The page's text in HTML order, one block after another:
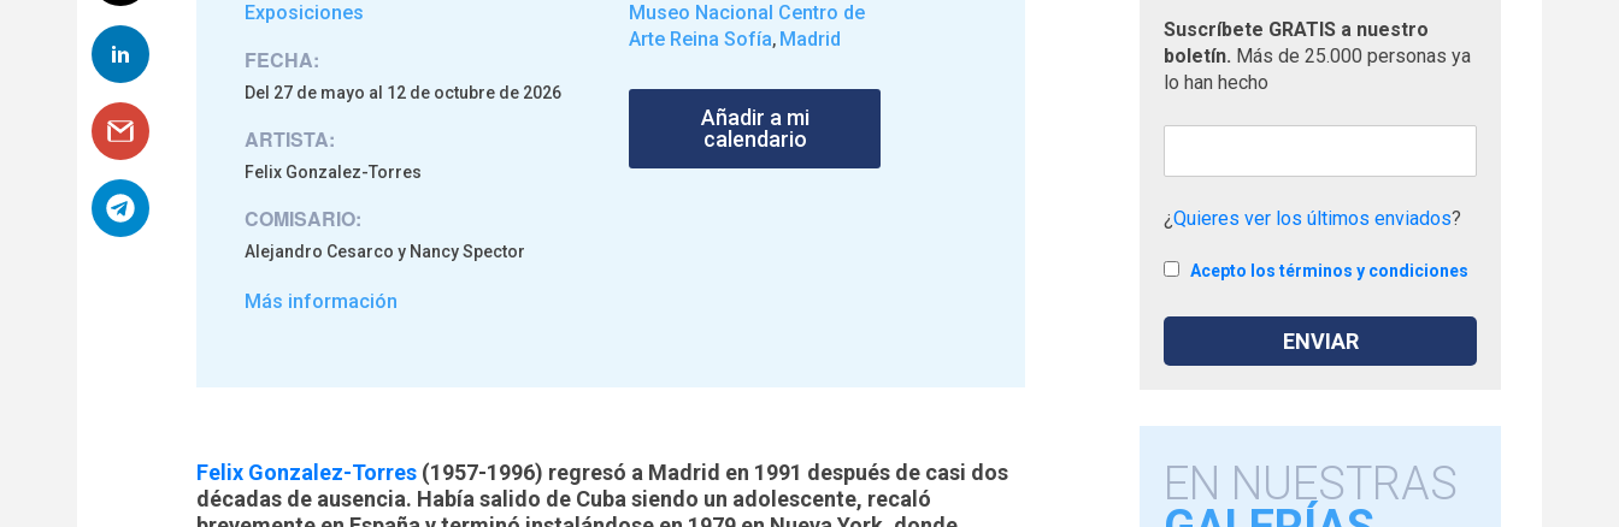
Exposiciones
FECHA:
Del 27 de mayo al 12 de octubre de 2026
ARTISTA:
Felix Gonzalez-Torres
COMISARIO:
Alejandro Cesarco y Nancy Spector
Más información
Museo Nacional Centro de
Arte Reina Sofía, Madrid
Añadir a mi
calendario
Felix Gonzalez-Torres (1957-1996) regresó a Madrid en 1991 después de casi dos
décadas de ausencia. Había salido de Cuba siendo un adolescente, recaló
Suscríbete GRATIS a nuestro
boletín. Más de 25.000 personas ya
lo han hecho
¿Quieres ver los últimos enviados?
Acepto los términos y condiciones
EN NUESTRAS